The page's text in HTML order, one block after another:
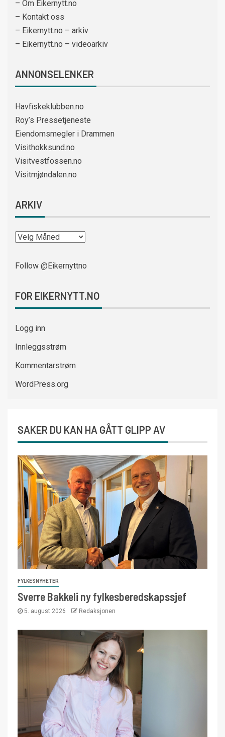
– Om Eikernytt.no
– Kontakt oss
– Eikernytt.no – arkiv
– Eikernytt.no – videoarkiv
ANNONSELENKER
Havfiskeklubben.no
Roy’s Pressetjeneste
Eiendomsmegler i Drammen
Visithokksund.no
Visitvestfossen.no
Visitmjøndalen.no
ARKIV
Follow @Eikernyttno
FOR EIKERNYTT.NO
Logg inn
Innleggsstrøm
Kommentarstrøm
WordPress.org
SAKER DU KAN HA GÅTT GLIPP AV
FYLKESNYHETER
Sverre Bakkeli ny fylkesberedskapssjef
5. august 2026 Redaksjonen